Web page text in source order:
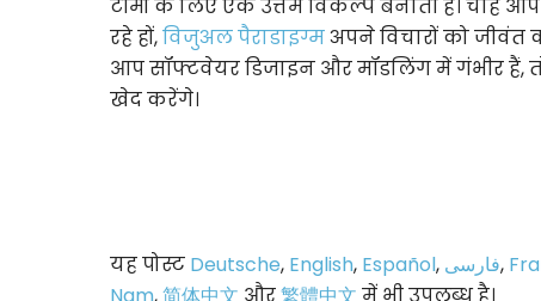
टीमों के लिए एक उत्तम विकल्प बनाती है। चाहे
रहे हों,विजुअल पैराडाइग्मअपने विचारों को
आप सॉफ्टवेयर डिजाइन और मॉडलिंग में गंभीर हैं,
खेद करेंगे।
यह पोस्ट Deutsche, English, Español, فارسی,